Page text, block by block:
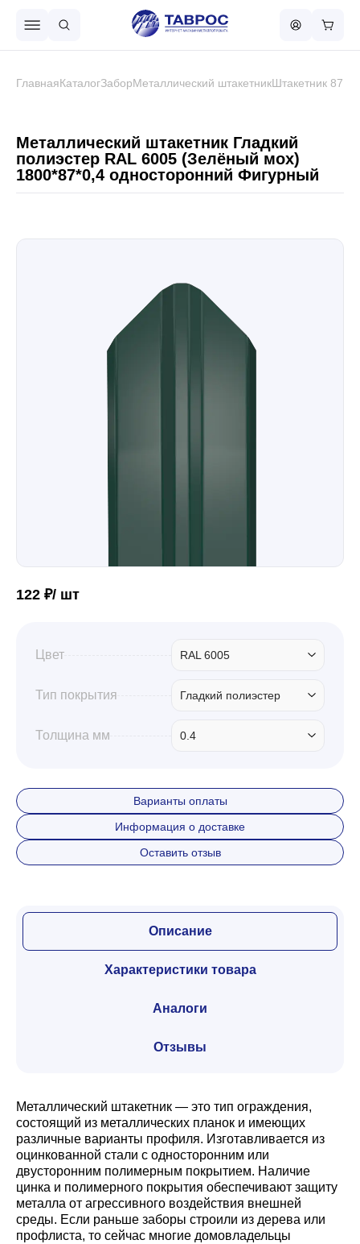
Металлочерепица
Чёрный металлопрокат
Сваи винтовые
Водосточная система
Профили для гипсокартона
ГлавнаяКаталогЗаборМеталлический штакетникШтакетник 87
Металлический штакетник Гладкий
полиэстер RAL 6005 (Зелёный мох)
1800*87*0,4 односторонний Фигурный
122 ₽/ шт
Цвет RAL 6005
Тип покрытия Гладкий полиэстер
Толщина мм 0.4
Варианты оплаты
Информация о доставке
Оставить отзыв
Описание
Характеристики товара
Аналоги
Отзывы
Металлический штакетник — это тип ограждения,
состоящий из металлических планок и имеющих
различные варианты профиля. Изготавливается из
оцинкованной стали с односторонним или
двусторонним полимерным покрытием. Наличие
цинка и полимерного покрытия обеспечивают защиту
металла от агрессивного воздействия внешней
среды. Если раньше заборы строили из дерева или
профлиста, то сейчас многие домовладельцы